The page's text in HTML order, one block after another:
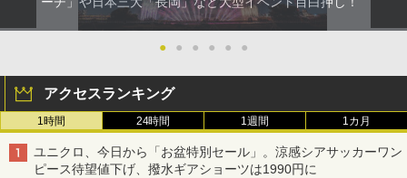
● ● ● ● ● ●
アクセスランキング
1時間 24時間 1週間 1カ月
ユニクロ、今日から「お盆特別セール」。涼感シアサッカーワン
ピース待望値下げ、撥水ギアショーツは1990円に